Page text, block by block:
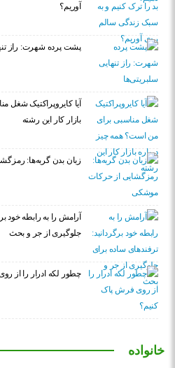
آوریم؟
پشت پرده شهرت: راز
آیا کایروپراکتیک شغل
بازار کار این رشته
زبان بدن گربه‌ها:
آرامش را به رابطه خود
جلوگیری از جر و بحث
چطور لکه ادرار را از
خانواده